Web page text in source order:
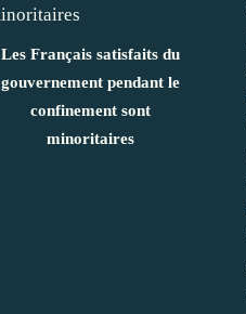
Les Français satisfaits du
gouvernement pendant le
confinement sont
minoritaires